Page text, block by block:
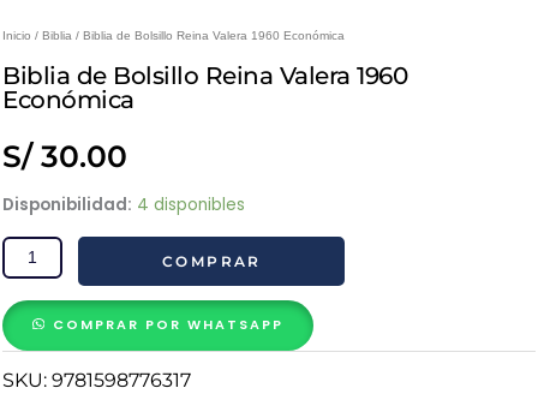
Inicio / Biblia / Biblia de Bolsillo Reina Valera 1960 Económica
Biblia de Bolsillo Reina Valera 1960
Económica
S/30.00
Disponibilidad: 4 disponibles
Biblia
de
Bolsillo
Valera
1960
Económica
COMPRAR
COMPRAR POR WHATSAPP
SKU: 9781598776317